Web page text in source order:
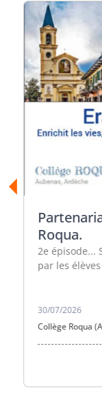
Roqua.
2e épisode...
par les
30/07/2026
Collège Roqua